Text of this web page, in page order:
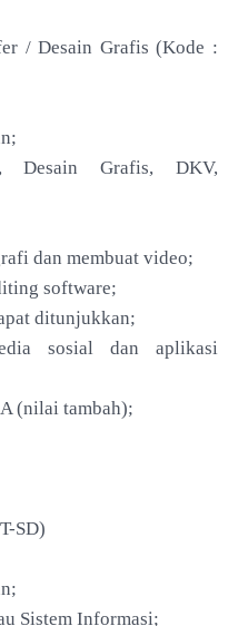
/ Desain Grafis (Kode :
Desain Grafis, DKV,
dan membuat video;
software;
ditunjukkan;
sosial dan aplikasi
(nilai tambah);
SD)
Sistem Informasi;